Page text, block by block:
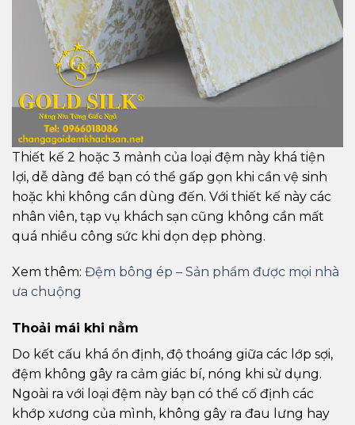
Thiết kế 2 hoặc 3 mảnh của loại đệm này khá tiện
lợi, dễ dàng để bạn có thể gấp gọn khi cần vệ sinh
hoặc khi không cần dùng đến. Với thiết kế này các
nhân viên, tạp vụ khách sạn cũng không cần mất
quá nhiều công sức khi dọn dẹp phòng.
Xem thêm: Đệm bông ép – Sản phẩm được mọi nhà
ưa chuộng
Thoải mái khi nằm
Do kết cấu khá ổn định, độ thoáng giữa các lớp sợi,
đệm không gây ra cảm giác bí, nóng khi sử dụng.
Ngoài ra với loại đệm này bạn có thể cố định các
khớp xương của mình, không gây ra đau lưng hay